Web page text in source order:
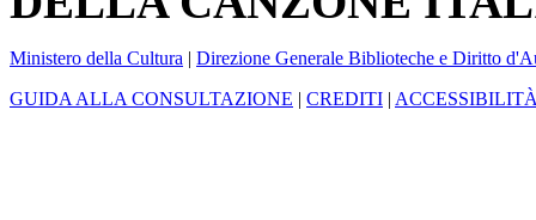
Ministero della Cultura | Direzione Generale Biblioteche e Diritto
GUIDA ALLA CONSULTAZIONE | CREDITI |